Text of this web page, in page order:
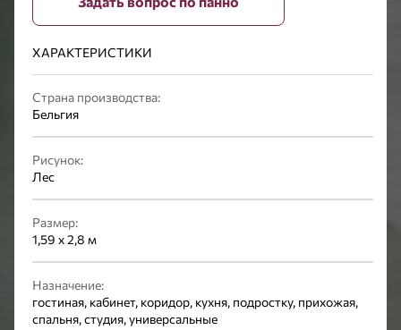
ХАРАКТЕРИСТИКИ
Страна производства:
Бельгия
Рисунок:
Лес
Размер:
1,59 x 2,8 м
Назначение:
гостиная, кабинет, коридор, кухня, подростку, прихожая,
спальня, студия, универсальные